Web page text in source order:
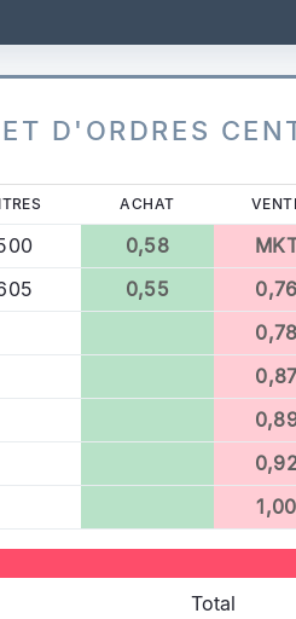
D'ORDRES
ACHAT
0,58
0,55
1,00
Total